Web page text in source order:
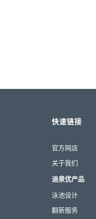
快速链接
官方网店
关于我们
迪泉优产品
泳池设计
翻新服务